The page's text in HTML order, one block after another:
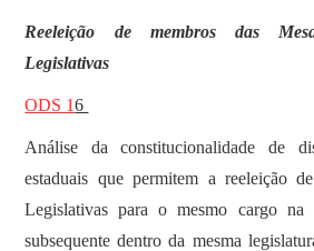
Reeleição de membros das
Legislativas
ODS 16
Análise da constitucionalidade de
estaduais que permitem a reeleição
Legislativas para o mesmo cargo na
subsequente dentro da mesma